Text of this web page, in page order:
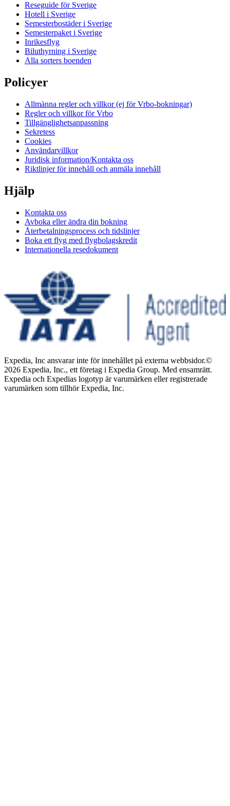
Reseguide för Sverige
Hotell i Sverige
Semesterbostäder i Sverige
Semesterpaket i Sverige
Inrikesflyg
Biluthyrning i Sverige
Alla sorters boenden
Policyer
Allmänna regler och villkor (ej för Vrbo-bokningar)
Regler och villkor för Vrbo
Tillgänglighetsanpassning
Sekretess
Cookies
Användarvillkor
Juridisk information/Kontakta oss
Riktlinjer för innehåll och anmäla innehåll
Hjälp
Kontakta oss
Avboka eller ändra din bokning
Återbetalningsprocess och tidslinjer
Boka ett flyg med flygbolagskredit
Internationella resedokument
Expedia, Inc ansvarar inte för innehållet på externa webbsidor.©
2026 Expedia, Inc., ett företag i Expedia Group. Med ensamrätt.
Expedia och Expedias logotyp är varumärken eller registrerade
varumärken som tillhör Expedia, Inc.